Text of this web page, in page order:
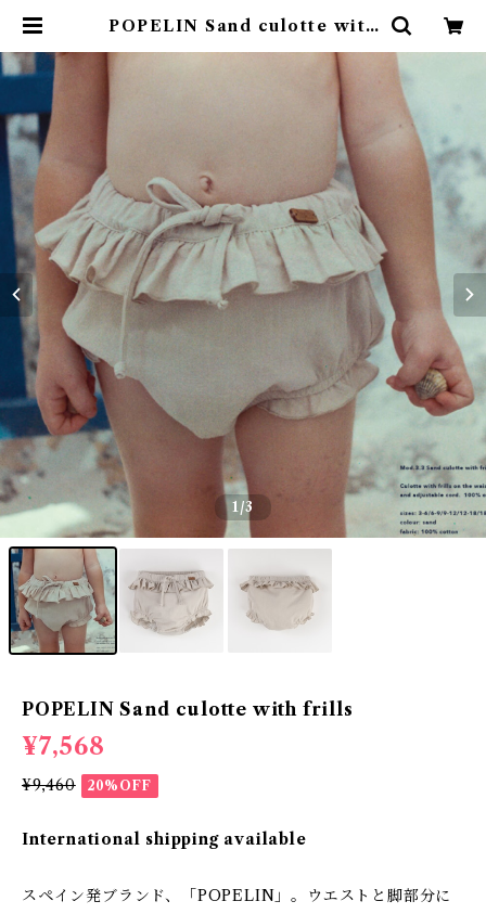
POPELIN Sand culotte with
1/3
POPELIN Sand culotte with frills
¥7,568
¥9,460 20%OFF
International shipping available
スペイン発ブランド、「POPELIN」。ウエストと脚部分に